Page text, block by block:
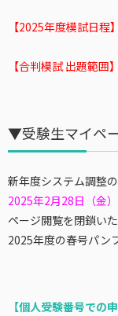
【2025年度模試日程】
【合判模試 出題範囲】
▼受験生マイペ
新年度システム調整
2025年2月28日（金
ページ閲覧を閉鎖いた
2025年度の春号パン
【個人受験番号での